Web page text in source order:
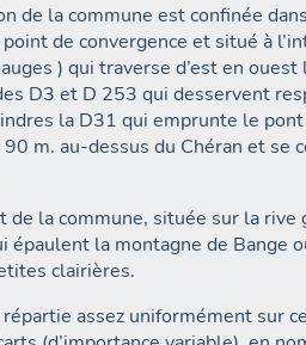
de la commune est confinée
et situé à l’intersection de la D 911 (Aix-les-Bains /le
) qui traverse d’est en
respectivement Héry et Chainaz, et enfin, et
la D31 qui emprunte le
90 m. au-dessus du Chéran et
de la commune, située sur la
épaulent la montagne de Bange
clairières.
répartie assez uniformément sur